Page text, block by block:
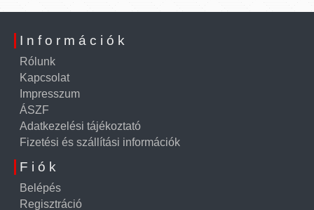
Információk
Rólunk
Kapcsolat
Impresszum
ÁSZF
Adatkezelési tájékoztató
Fizetési és szállítási információk
Fiók
Belépés
Regisztráció